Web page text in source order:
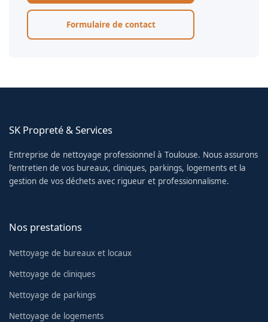
Formulaire de contact
SK Propreté & Services
Entreprise de nettoyage professionnel à Toulouse. Nous assurons
l'entretien de vos bureaux, cliniques, parkings, logements et la
gestion de vos déchets avec rigueur et professionnalisme.
Nos prestations
Nettoyage de bureaux et locaux
Nettoyage de cliniques
Nettoyage de parkings
Nettoyage de logements